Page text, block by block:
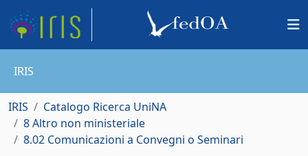
IRIS
IRIS
Catalogo Ricerca UniNA
8 Altro non ministeriale
8.02 Comunicazioni a Convegni o Seminari